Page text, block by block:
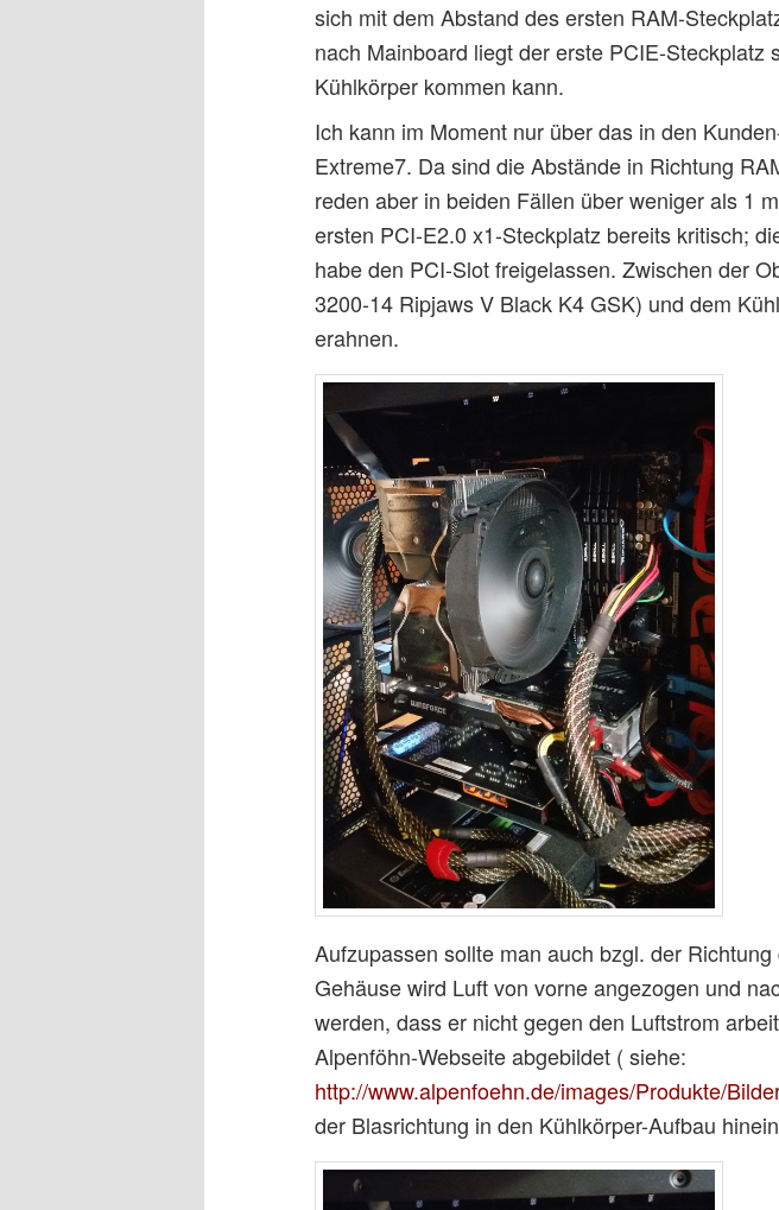
sich mit dem Abstand des ersten RAM-
nach Mainboard liegt der erste PCIE-
Kühlkörper kommen kann.
Ich kann im Moment nur über das in den
Extreme7. Da sind die Abstände in Richtung
reden aber in beiden Fällen über weniger als 1
ersten PCI-E2.0 x1-Steckplatz bereits kritisch;
habe den PCI-Slot freigelassen. Zwischen der
3200-14 Ripjaws V Black K4 GSK) und dem
erahnen.
Aufzupassen sollte man auch bzgl. der
Gehäuse wird Luft von vorne angezogen und
werden, dass er nicht gegen den Luftstrom
Alpenföhn-Webseite abgebildet ( siehe:
http://www.alpenfoehn.de/images/Produkte/
der Blasrichtung in den Kühlkörper-Aufbau